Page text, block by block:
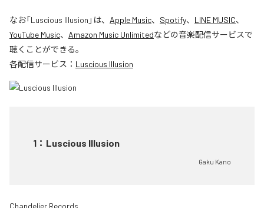
なお「Luscious Illusion 」は、 Apple Music、 Spotify、 LINE MUSIC、
YouTube Music、 Amazon Music Unlimitedなどの音楽配信サービスで
聴くことができる。
各配信サービス： Luscious Illusion
1 ： Luscious Illusion
Gaku Kano
Chandelier Records